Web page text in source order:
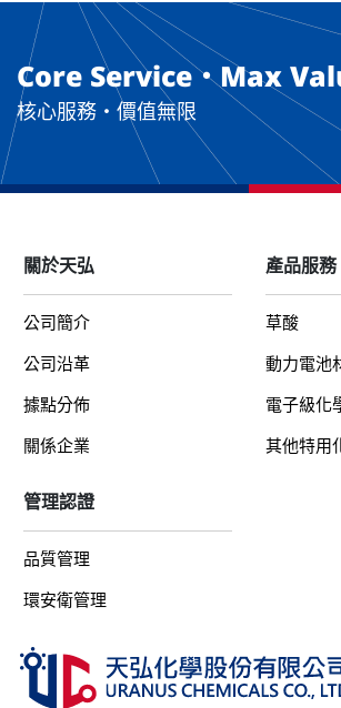
Core Service・Max
核心服務・價值無限
關於天弘
公司簡介
公司沿革
據點分佈
關係企業
產品服務
草酸
動力電池
電子級化
其他特用
管理認證
品質管理
環安衛管理